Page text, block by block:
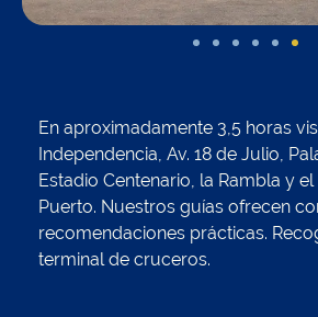
En aproximadamente 3,5 horas
Independencia, Av. 18 de Julio,
Estadio Centenario, la Rambla y
Puerto. Nuestros guías ofrecen
recomendaciones prácticas.
terminal de cruceros.